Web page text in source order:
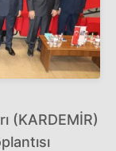
(KARDEMİR)